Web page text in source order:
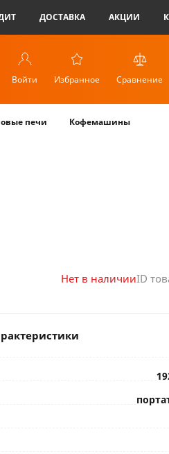
ДОСТАВКА АКЦИИ
Войти
Избранное Сравнение
печи Кофемашины
Нет в наличииID